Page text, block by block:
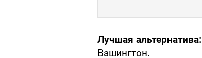
Лучшая альтернатива:
Вашингтон.